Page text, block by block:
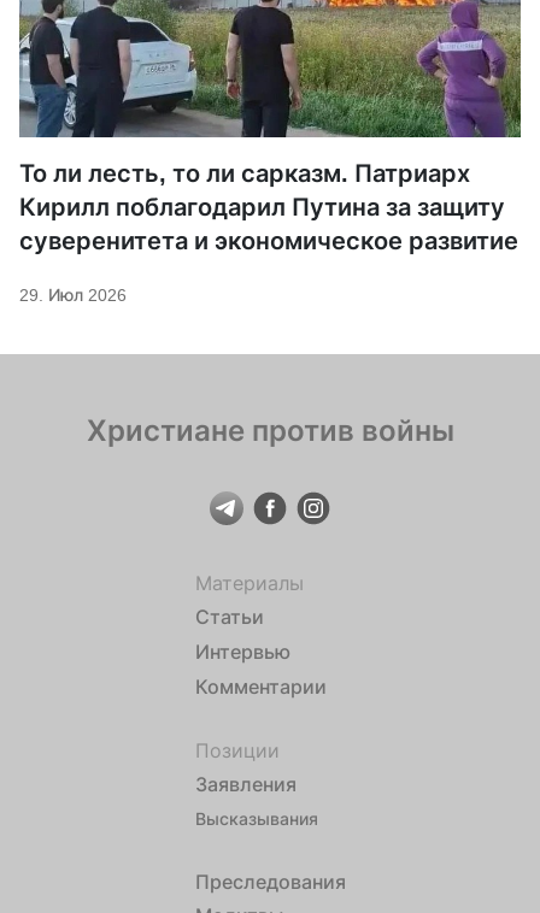
То ли лесть, то ли сарказм. Патриарх
Кирилл поблагодарил Путина за защиту
суверенитета и экономическое развитие
29. Июл 2026
Христиане против войны
Материалы
Статьи
Интервью
Комментарии
Позиции
Заявления
Высказывания
Преследования